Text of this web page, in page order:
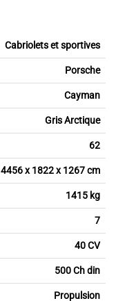
Cabriolets et sportives
Porsche
Cayman
Gris Arctique
62
4456 x 1822 x 1267 cm
1415 kg
7
40 CV
500 Ch din
Propulsion